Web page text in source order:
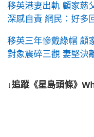
移英港妻出軌 顧家慈
深感自責 網民：好多
移英三年慘戴綠帽 顧
對象震碎三觀 妻堅決
↓追蹤《星島頭條》